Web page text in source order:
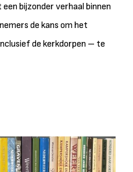
bijzonder verhaal binnen
de kans om het
de kerkdorpen – te